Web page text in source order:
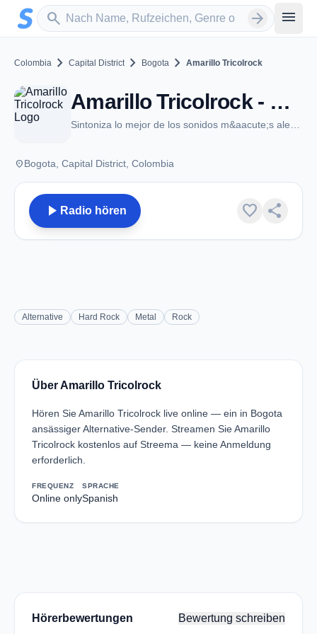
Zum Hauptinhalt springen
search
Sender suchen arrow_forward menu
Colombia chevron_right Capital District chevron_right Bogota chevron_right Amarillo Tricolrock
Amarillo Tricolrock - Bogota
placeBogota, Capital District, Colombia
play_arrow Radio hören favorite share
Alternative Hard Rock Metal Rock
Über Amarillo Tricolrock
Hören Sie Amarillo Tricolrock live online — ein in Bogota
ansässiger Alternative-Sender. Streamen Sie Amarillo
Tricolrock kostenlos auf Streema — keine Anmeldung
erforderlich.
FREQUENZ
Online only
SPRACHE
Spanish
Hörerbewertungen Bewertung schreiben